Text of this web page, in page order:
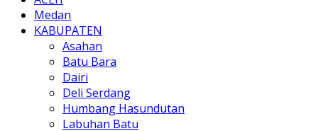
Medan
KABUPATEN
Asahan
Batu Bara
Dairi
Deli Serdang
Humbang Hasundutan
Labuhan Batu